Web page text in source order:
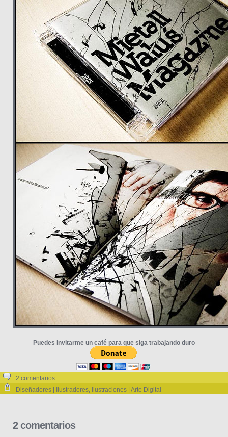
Puedes invitarme un café para que siga trabajando duro
2 comentarios
Diseñadores | Ilustradores, Ilustraciones | Arte Digital
2 comentarios